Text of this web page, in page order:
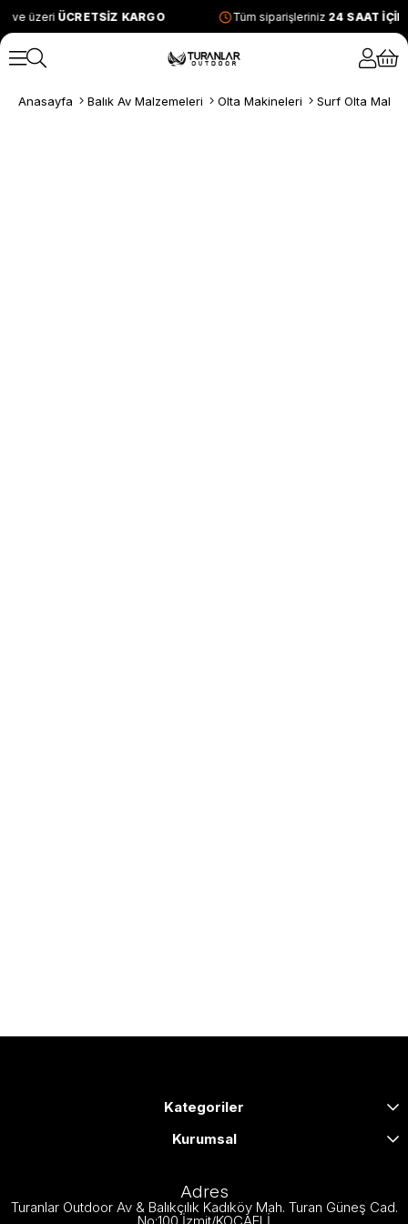
ve üzeriÜCRETSİZ KARGO Tüm siparişleriniz24 SAAT
Anasayfa Balık Av Malzemeleri Olta Makineleri Surf Olta
Kategoriler
Kurumsal
Adres
Turanlar Outdoor Av & Balıkçılık Kadıköy Mah. Turan Güneş Cad.